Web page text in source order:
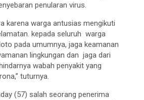
penularan virus.
karena warga antusias mengikuti
kepada seluruh warga
pada umumnya, jaga keamanan
lingkungan dan jaga dari
wabah penyakit yang
tuturnya.
(57) salah seorang penerima